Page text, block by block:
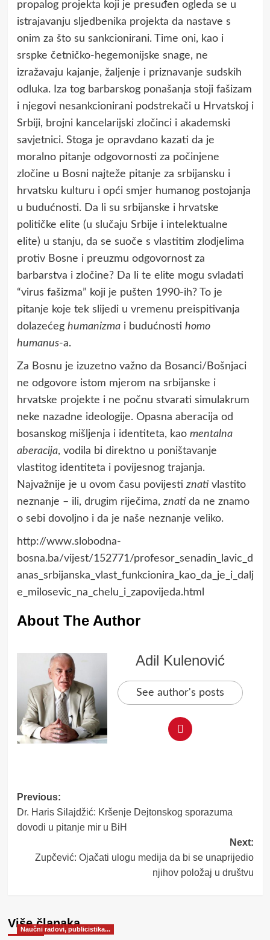
propalog projekta koji je presuđen ogleda se u
istrajavanju sljedbenika projekta da nastave s
onim za što su sankcionirani. Time oni, kao i
srspke četničko-hegemonijske snage, ne
izražavaju kajanje, žaljenje i priznavanje sudskih
odluka. Iza tog barbarskog ponašanja stoji fašizam
i njegovi nesankcionirani podstrekači u Hrvatskoj i
Srbiji, brojni kancelarijski zločinci i akademski
savjetnici. Stoga je opravdano kazati da je
moralno pitanje odgovornosti za počinjene
zločine u Bosni najteže pitanje za srbijansku i
hrvatsku kulturu i opći smjer humanog postojanja
u budućnosti. Da li su srbijanske i hrvatske
političke elite (u slučaju Srbije i intelektualne
elite) u stanju, da se suoče s vlastitim zlodjelima
protiv Bosne i preuzmu odgovornost za
barbarstva i zločine? Da li te elite mogu svladati
“virus fašizma” koji je pušten 1990-ih? To je
pitanje koje tek slijedi u vremenu preispitivanja
dolazećeg humanizmai budućnosti homo
humanus-a.
Za Bosnu je izuzetno važno da Bosanci/Bošnjaci
ne odgovore istom mjerom na srbijanske i
hrvatske projekte i ne počnu stvarati simulakrum
neke nazadne ideologije. Opasna aberacija od
bosanskog mišljenja i identiteta, kao mentalna
aberacija, vodila bi direktno u poništavanje
vlastitog identiteta i povijesnog trajanja.
Najvažnije je u ovom času povijesti znativlastito
neznanje – ili, drugim riječima, znatida ne znamo
o sebi dovoljno i da je naše neznanje veliko.
http://www.slobodna-
bosna.ba/vijest/152771/profesor_senadin_lavic_d
anas_srbijanska_vlast_funkcionira_kao_da_je_i_dalj
e_milosevic_na_chelu_i_zapovijeda.html
About The Author
Adil Kulenović
See author's posts
Post
navigation
Previous:
Dr. Haris Silajdžić: Kršenje Dejtonskog sporazuma
dovodi u pitanje mir u BiH
Next:
Zupčević: Ojačati ulogu medija da bi se unaprijedio
njihov položaj u društvu
Više članaka
Naučni radovi, publicistika...